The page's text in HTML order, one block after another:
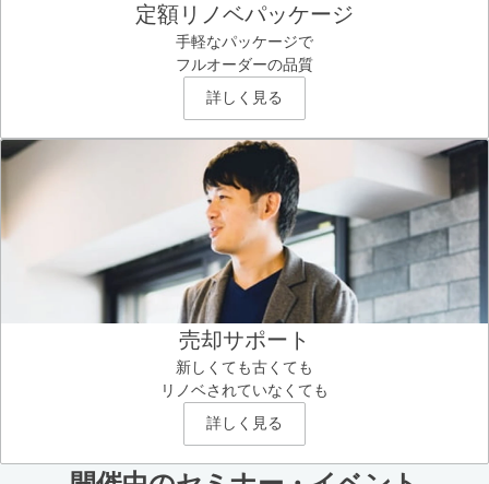
定額リノベパッケージ
手軽なパッケージで
フルオーダーの品質
詳しく見る
売却サポート
新しくても古くても
リノベされていなくても
詳しく見る